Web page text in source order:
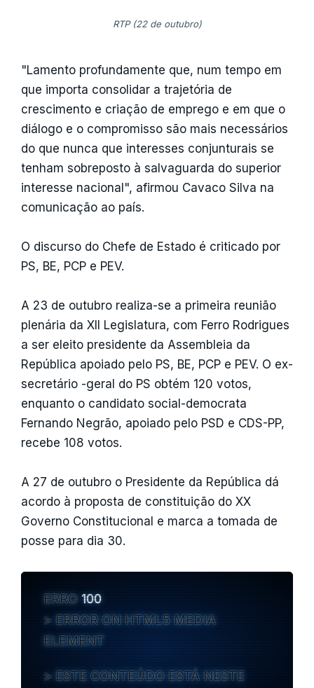
RTP (22 de outubro)
"Lamento profundamente que, num tempo em
que importa consolidar a trajetória de
crescimento e criação de emprego e em que o
diálogo e o compromisso são mais necessários
do que nunca que interesses conjunturais se
tenham sobreposto à salvaguarda do superior
interesse nacional", afirmou Cavaco Silva na
comunicação ao país.
O discurso do Chefe de Estado é criticado por
PS, BE, PCP e PEV.
A 23 de outubro realiza-se a primeira reunião
plenária da XII Legislatura, com Ferro Rodrigues
a ser eleito presidente da Assembleia da
República apoiado pelo PS, BE, PCP e PEV. O ex-
secretário -geral do PS obtém 120 votos,
enquanto o candidato social-democrata
Fernando Negrão, apoiado pelo PSD e CDS-PP,
recebe 108 votos.
A 27 de outubro o Presidente da República dá
acordo à proposta de constituição do XX
Governo Constitucional e marca a tomada de
posse para dia 30.
ERRO100
ERROR ON HTML5 MEDIA
ELEMENT
ESTE CONTEÚDO ESTÁ NESTE